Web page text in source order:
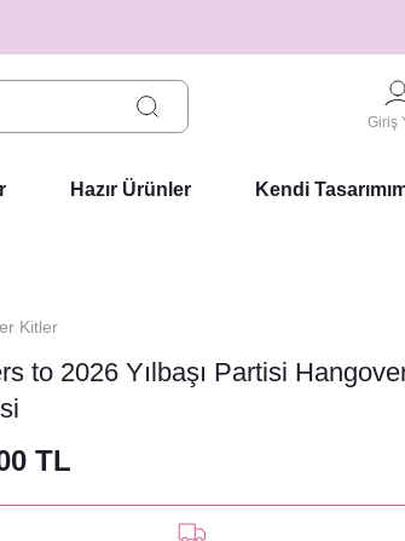
Giriş
Hazır Ürünler Kendi
Kitler
to 2026 Yılbaşı Partisi
TL